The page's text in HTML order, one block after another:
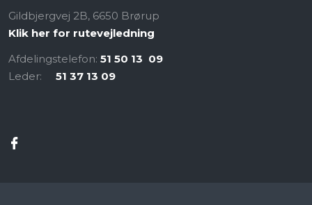
Gildbjergvej 2B, 6650 Brørup
Klik her for rutevejledning
Afdelingstelefon: 51 50 13 09
Leder: ​ 51 37 13 09